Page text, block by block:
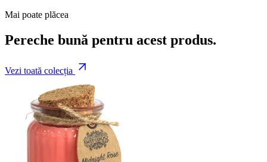
Mai poate plăcea
Pereche bună pentru acest produs.
Vezi toată colecția